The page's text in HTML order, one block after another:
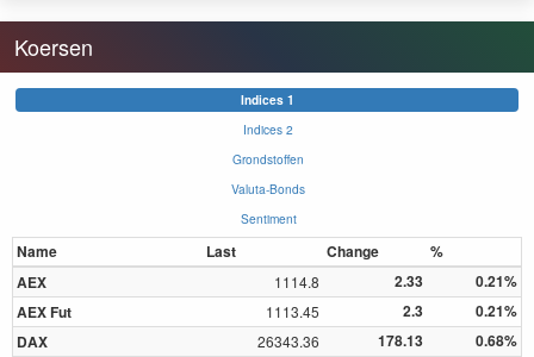
Koersen
Indices 1
Indices 2
Grondstoffen
Valuta-Bonds
Sentiment
Name Last Change
%
AEX
1114.8 2.33
0.21%
AEX Fut
1113.45 2.3
0.21%
DAX
26343.36 178.13
0.68%